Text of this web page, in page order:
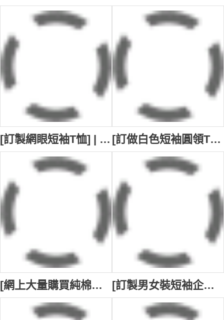
[訂製網眼短袖T恤] | 透氣網眼布T恤 | 街頭風格短袖T恤 | 個性化設計圓領Tee | 棕色 短線 T1171 [訂做白色短袖圓領T恤] | 漸變色印花LOGO設計 | 銷售行業T恤 | 藥妝連鎖店 T1170
[網上大量購買純棉長袖T恤]｜純棉材質 舒適自在｜精選185g厚度，輕盈舒適｜香港現貨 SKT120-HK-SUNHIN-003 [訂製男女裝短袖企領T恤] ｜設計全橡筋腰長褲+內收繩｜全件熱轉印印花｜兒童舞龍舞獅表演服裝｜節慶或慶典表演服｜郭氏功夫金龍醒獅團有限公司｜T1153